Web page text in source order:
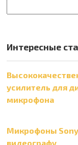
Интересные
усилитель для
микрофона
Микрофоны
видеографу